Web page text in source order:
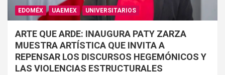
EDOMÉX UAEMEX UNIVERSITARIOS
ARTE QUE ARDE: INAUGURA PATY ZARZA
MUESTRA ARTÍSTICA QUE INVITA A
REPENSAR LOS DISCURSOS HEGEMÓNICOS Y
LAS VIOLENCIAS ESTRUCTURALES